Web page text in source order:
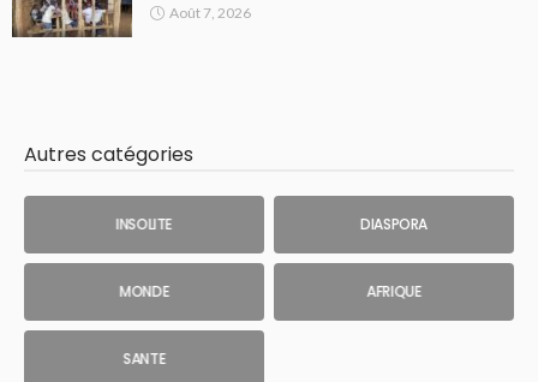
Août 7, 2026
Autres catégories
INSOLITE DIASPORA
MONDE AFRIQUE
SANTE